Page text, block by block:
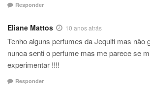
Responder
Eliane Mattos 10 anos atrás
Tenho alguns perfumes da Jequiti mas não
nunca senti o perfume mas me parece se
experimentar !!!!
Responder